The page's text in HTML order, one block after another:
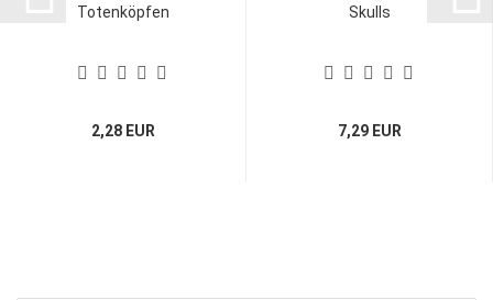
Totenköpfen
2,28 EUR
Skulls
7,29 EUR